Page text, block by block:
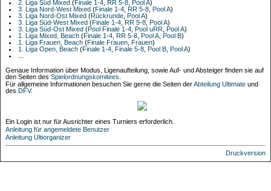
2. Liga Süd Mixed(Finale 1-4, RR 5-8, Pool A)
3. Liga Nord-West Mixed(Finale 1-4, RR 5-8, Pool A)
3. Liga Nord-Ost Mixed(Rückrunde, Pool A)
3. Liga Süd-West Mixed(Finale 1-4, RR 5-8, Pool A)
3. Liga Süd-Ost Mixed(Pool Finale 1-4, Pool uRR, Pool A)
1. Liga Mixed, Beach(Finale 1-4, RR 5-8, Pool A, Pool B)
1. Liga Frauen, Beach(Finale Frauen, Frauen)
1. Liga Open, Beach(Finale 1-4, Finale 5-8, Pool B, Pool A)
Genaue Information über Modus, Ligenaufteilung, sowie Auf- und Absteiger finden sie auf
den Seiten des Spielordnungskomitees
Für allgemeine Informationen besuchen Sie gerne die Seiten derAbteilung Ultimate und
des DFV.
Ein Login ist nur für Ausrichter eines Turniers erforderlich.
Anleitung für angemeldete Benutzer
Anleitung Ultiorganizer
Druckversion